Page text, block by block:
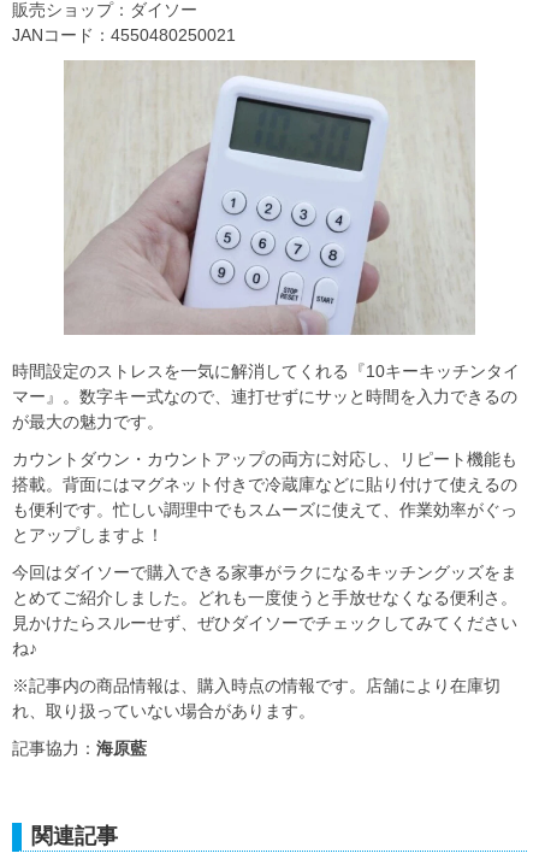
販売ショップ：ダイソー
JANコード：4550480250021
時間設定のストレスを一気に解消してくれる『10キーキッチンタイ
マー』。数字キー式なので、連打せずにサッと時間を入力できるの
が最大の魅力です。
カウントダウン・カウントアップの両方に対応し、リピート機能も
搭載。背面にはマグネット付きで冷蔵庫などに貼り付けて使えるの
も便利です。忙しい調理中でもスムーズに使えて、作業効率がぐっ
とアップしますよ！
今回はダイソーで購入できる家事がラクになるキッチングッズをま
とめてご紹介しました。どれも一度使うと手放せなくなる便利さ。
見かけたらスルーせず、ぜひダイソーでチェックしてみてください
ね♪
※記事内の商品情報は、購入時点の情報です。店舗により在庫切
れ、取り扱っていない場合があります。
記事協力： 海原藍
関連記事